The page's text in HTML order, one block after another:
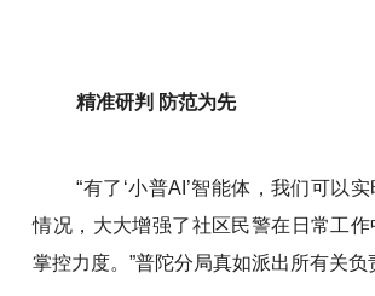
精准研判 防范为先
“有了‘小普AI’智能体，我们可以
情况，大大增强了社区民警在日常工
掌控力度。”普陀分局真如派出所有关负